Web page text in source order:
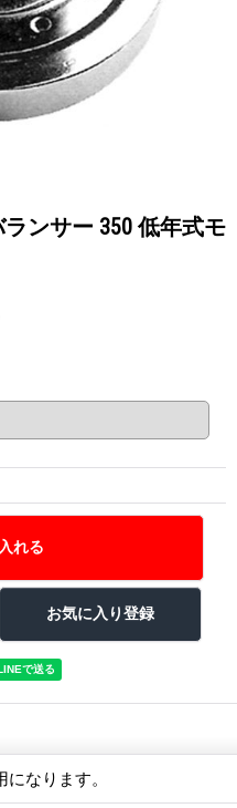
ンサー 350 低年式モ
なります。